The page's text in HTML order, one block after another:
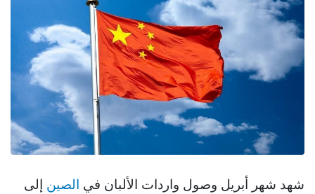
شهد شهر أبريل وصول واردات الألبان في الصين إلى